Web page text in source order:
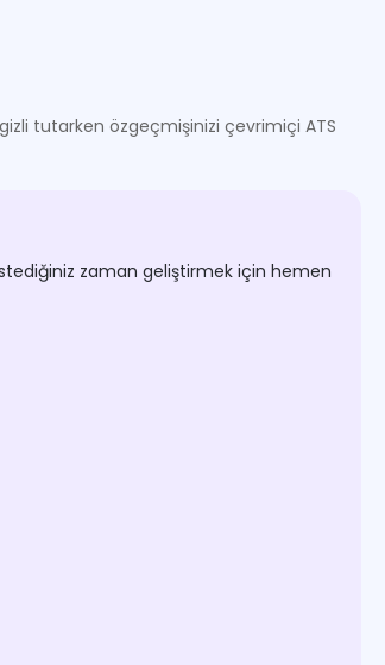
tutarken özgeçmişinizi çevrimiçi ATS
zaman geliştirmek için hemen